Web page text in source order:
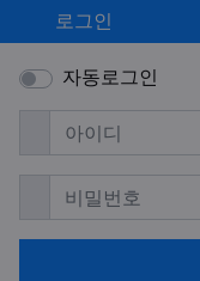
로그인
자동로그인
아이디 필수
비밀번호필수